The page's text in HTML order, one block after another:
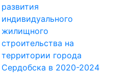
развития
индивидуального
жилищного
строительства на
территории города
Сердобска в 2020-2024